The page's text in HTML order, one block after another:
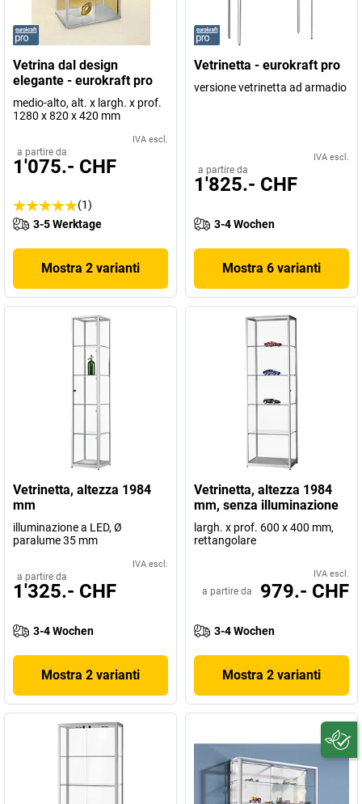
Vetrina dal design
elegante - eurokraft pro
medio-alto, alt. x largh. x prof.
1280 x 820 x 420 mm
IVA escl.
a partire da
1'075.- CHF
(1)
3-5 Werktage
Mostra 2 varianti
Vetrinetta - eurokraft pro
versione vetrinetta ad armadio
IVA escl.
a partire da
1'825.- CHF
3-4 Wochen
Mostra 6 varianti
Vetrinetta, altezza 1984
mm
illuminazione a LED, Ø
paralume 35 mm
IVA escl.
a partire da
1'325.- CHF
3-4 Wochen
Mostra 2 varianti
Vetrinetta, altezza 1984
mm, senza illuminazione
largh. x prof. 600 x 400 mm,
rettangolare
IVA escl.
a partire da 979.- CHF
3-4 Wochen
Mostra 2 varianti